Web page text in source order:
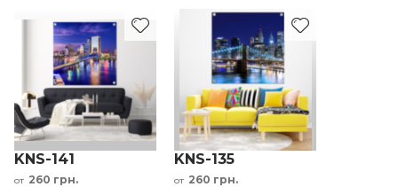
KNS-141
от 260 грн.
KNS-135
от 260 грн.